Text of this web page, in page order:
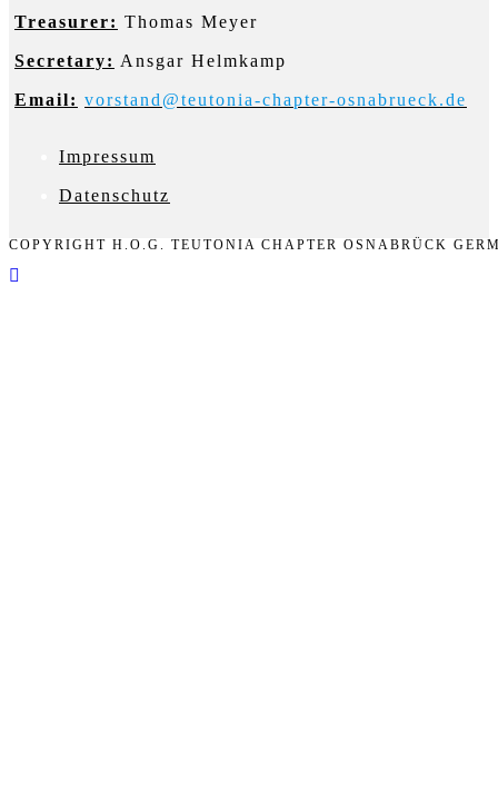
Treasurer: Thomas Meyer
Secretary: Ansgar Helmkamp
Email: vorstand@teutonia-chapter-osnabrueck.de
Impressum
Datenschutz
COPYRIGHT H.O.G. TEUTONIA CHAPTER OSNABRÜCK